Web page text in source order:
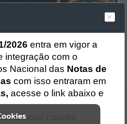
favor, aguarde...
favor, aguarde...
2026 entra em vigor a
integração com o
Nacional das Notas de
com isso entraram em
acesse o link abaixo e
DE CORUPÁ
CÓDIGO DA MENSAGEM:
token '('
pagina/static/bundle/wpo_index